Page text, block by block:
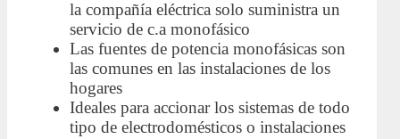
la compañía eléctrica solo suministra un
servicio de c.a monofásico
Las fuentes de potencia monofásicas son
las comunes en las instalaciones de los
hogares
Ideales para accionar los sistemas de todo
tipo de electrodomésticos o instalaciones